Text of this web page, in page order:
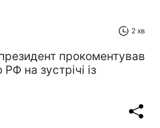
2 хв
прокоментував
на зустрічі із